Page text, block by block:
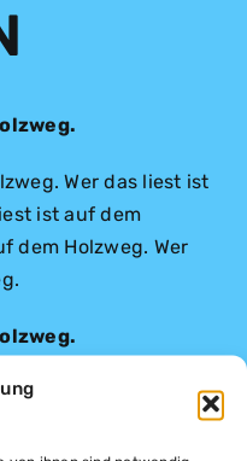
Wer das liest ist
ist auf dem
dem Holzweg. Wer
Holzweg.
Holzweg.